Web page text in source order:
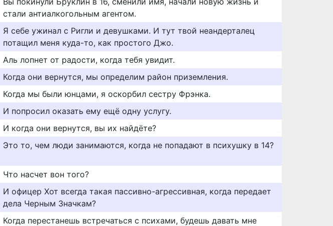
стали антиалкогольным агентом.
Я себе ужинал с Ригли и девушками. И тут твой неандерталец
потащил меня куда-то, как простого Джо.
Аль лопнет от радости, когда тебя увидит.
Когда они вернутся, мы определим район приземления.
Когда мы были юнцами, я оскорбил сестру Фрэнка.
И попросил оказать ему ещё одну услугу.
И когда они вернутся, вы их найдёте?
Это то, чем люди занимаются, когда не попадают в психушку в 14?
Что насчет вон того?
И офицер Хот всегда такая пассивно-агрессивная, когда передает
дела Черным Значкам?
Когда перестанешь встречаться с психами, будешь давать мне